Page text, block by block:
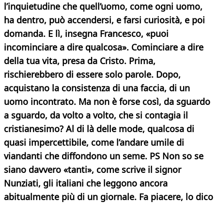
l’inquietudine che quell’uomo, come ogni uomo,
ha dentro, può accendersi, e farsi curiosità, e poi
domanda. E lì, insegna Francesco, «puoi
incominciare a dire qualcosa». Cominciare a dire
della tua vita, presa da Cristo. Prima,
rischierebbero di essere solo parole. Dopo,
acquistano la consistenza di una faccia, di un
uomo incontrato. Ma non è forse così, da sguardo
a sguardo, da volto a volto, che si contagia il
cristianesimo? Al di là delle mode, qualcosa di
quasi impercettibile, come l’andare umile di
viandanti che diffondono un seme. PS Non so se
siano davvero «tanti», come scrive il signor
Nunziati, gli italiani che leggono ancora
abitualmente più di un giornale. Fa piacere, lo dico